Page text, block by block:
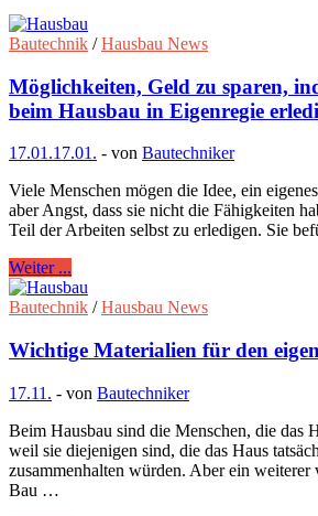
Bautechnik /Hausbau News
Möglichkeiten, Geld zu sparen,
beim Hausbau in Eigenregie
17.01.17.01. - von Bautechniker
Viele Menschen mögen die Idee, ein
aber Angst, dass sie nicht die Fähigkeiten
Teil der Arbeiten selbst zu erledigen. Sie
Weiter ...
Bautechnik /Hausbau News
Wichtige Materialien für den
17.11. - von Bautechniker
Beim Hausbau sind die Menschen, die das
weil sie diejenigen sind, die das Haus
zusammenhalten würden. Aber ein
Bau …